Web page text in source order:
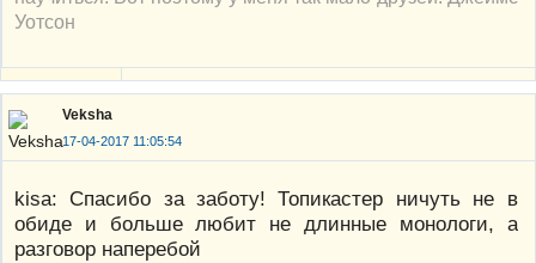
Уотсон
Veksha
17-04-2017 11:05:54
kisa: Спасибо за заботу! Топикастер ничуть не в
обиде и больше любит не длинные монологи, а
разговор наперебой